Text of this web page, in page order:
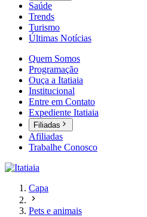
Saúde
Trends
Turismo
Últimas Notícias
Quem Somos
Programação
Ouça a Itatiaia
Institucional
Entre em Contato
Expediente Itatiaia
Filiadas
Afiliadas
Trabalhe Conosco
Capa
Pets e animais